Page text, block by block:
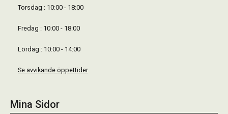
Torsdag : 10:00 - 18:00
Fredag : 10:00 - 18:00
Lördag : 10:00 - 14:00
Se avvikande öppettider
Mina Sidor